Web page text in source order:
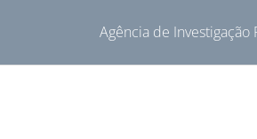
Agência de Investigação